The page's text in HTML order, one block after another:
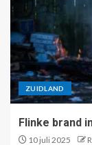
ZUIDLAND
Flinke brand
10 juli 2025